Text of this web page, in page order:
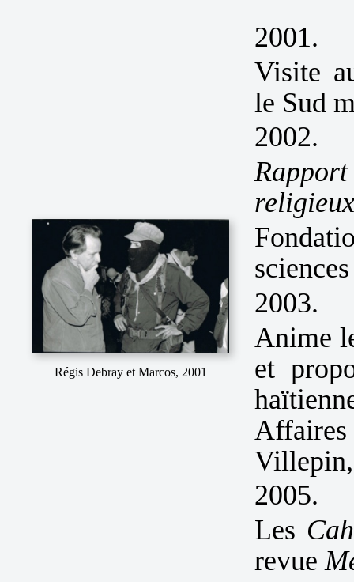
Régis Debray et Marcos, 2001
2001.
Visite
le Sud
2002.
2003.
Anime
et
2005.
Les
revue